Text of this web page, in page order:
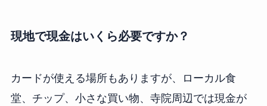
現地で現金はいくら必要ですか？
カードが使える場所もありますが、ローカル食
堂、チップ、小さな買い物、寺院周辺では現金が